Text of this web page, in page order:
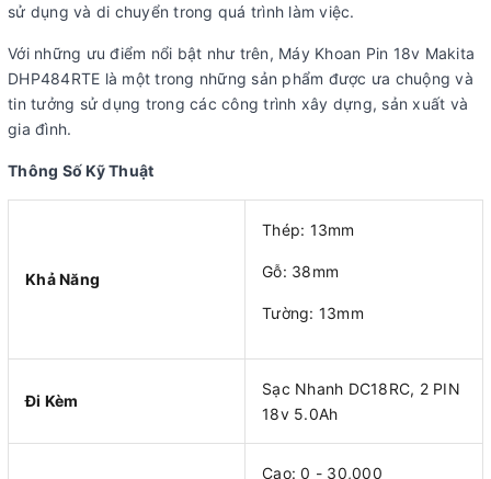
sử dụng và di chuyển trong quá trình làm việc.
Với những ưu điểm nổi bật như trên, Máy Khoan Pin 18v Makita
DHP484RTE là một trong những sản phẩm được ưa chuộng và
tin tưởng sử dụng trong các công trình xây dựng, sản xuất và
gia đình.
Thông Số Kỹ Thuật
Khả Năng
Thép: 13mm
Gỗ: 38mm
Tường: 13mm
Đi Kèm
Sạc Nhanh DC18RC, 2 PIN
18v 5.0Ah
Cao: 0 - 30,000